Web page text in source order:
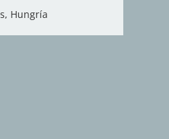
Hungría